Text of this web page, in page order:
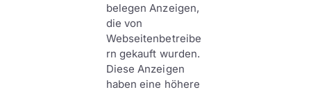
belegen Anzeigen,
die von
Webseitenbetreibe
rn gekauft wurden.
Diese Anzeigen
haben eine höhere